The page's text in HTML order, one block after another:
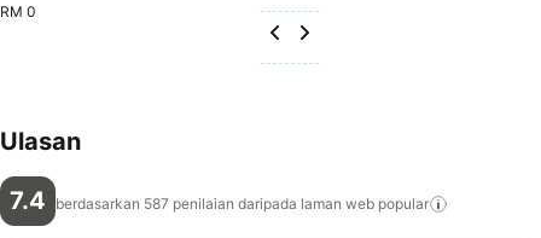
RM 0
Ulasan
7.4 berdasarkan 587 penilaian daripada laman web popular